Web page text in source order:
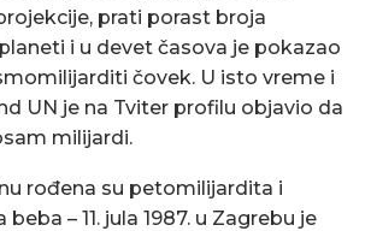
prati porast broja
i u devet časova je pokazao
čovek. U isto vreme i
UN je na Tviter profilu objavio da
milijardi.
rođena su petomilijardita i
– 11. jula 1987. u Zagrebu je